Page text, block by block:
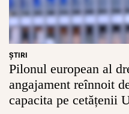
ŞTIRI
Pilonul european al
angajament reînnoit
capacita pe cetățenii